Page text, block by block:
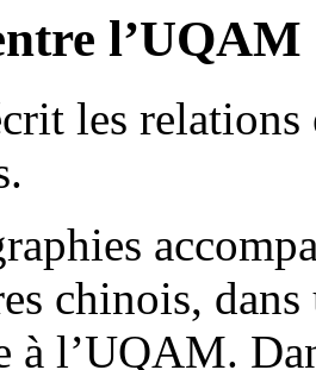
l’UQAM
les relations
chinois,
à l’UQAM.